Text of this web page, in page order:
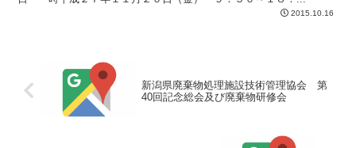
2015.10.16
新潟県廃棄物処理施設技術管理協会 第
40回記念総会及び廃棄物研修会